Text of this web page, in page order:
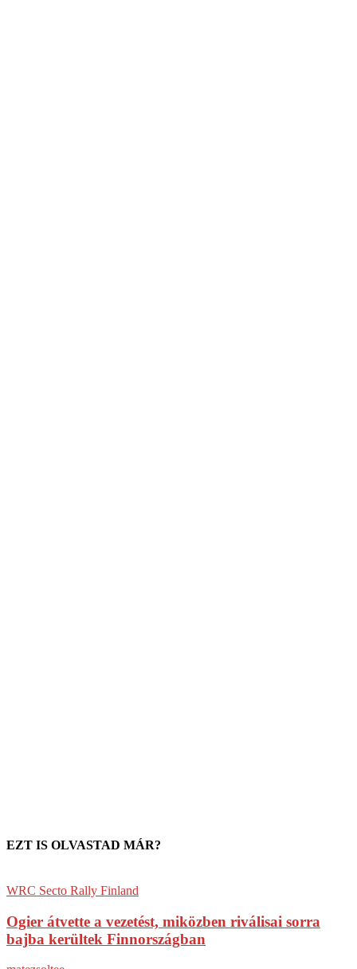
EZT IS OLVASTAD MÁR?
WRC Secto Rally Finland
Ogier átvette a vezetést, miközben riválisai sorra
bajba kerültek Finnországban